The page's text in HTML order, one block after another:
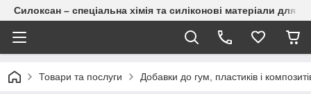
Силоксан – спеціальна хімія та силіконові матеріали для
Товари та послуги Добавки до гум, пластиків і